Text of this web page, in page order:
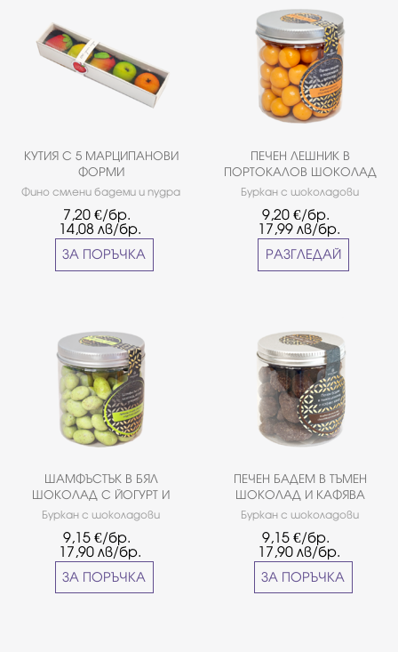
КУТИЯ С 5 МАРЦИПАНОВИ
ФОРМИ
Фино смлени бадеми и пудра
7,20 €/бр.
14,08лв/бр.
ЗА ПОРЪЧКА
ПЕЧЕН ЛЕШНИК В
ПОРТОКАЛОВ ШОКОЛАД
Буркан с шоколадови
шоколад ''Callebaut''. Вкус:
печен лешник в портокалов
шоколад. Грамаж: ~0,150 кг
9,20 €/бр.
17,99лв/бр.
РАЗГЛЕДАЙ
ШАМФЪСТЪК В БЯЛ
ШОКОЛАД С ЙОГУРТ И
МАЛИНИ
Буркан с шоколадови
шоколад ''Callebaut''. Вкус:
шамфъстък в бял шоколад с
~0,150 кг
9,15 €/бр.
17,90лв/бр.
ЗА ПОРЪЧКА
ПЕЧЕН БАДЕМ В ТЪМЕН
ШОКОЛАД И КАФЯВА
ЗАХАР
Буркан с шоколадови
белгийски шоколад
''Callebaut''. Вкус: печен бадем
захарГрамаж: ~0,150 кг
9,15 €/бр.
17,90лв/бр.
ЗА ПОРЪЧКА